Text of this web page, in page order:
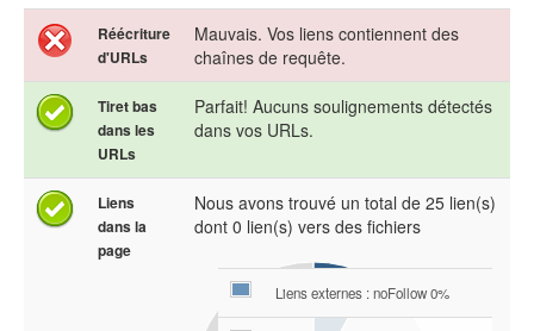
Réécriture
d'URLs
Mauvais. Vos liens contiennent des
chaînes de requête.
Tiret bas
dans les
URLs
Parfait! Aucuns soulignements détectés
dans vos URLs.
Liens
dans la
page
Nous avons trouvé un total de 25 lien(s)
dont 0 lien(s) vers des fichiers
Liens externes : noFollow 0%